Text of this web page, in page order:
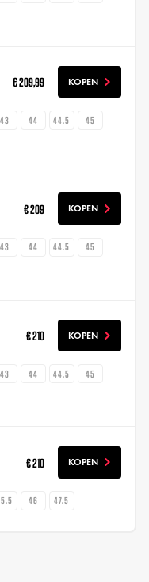
€ 209,99 KOPEN
43 44 44.5
45
€ 209 KOPEN
43 44 44.5
45
€ 210 KOPEN
43 44 44.5
45
€ 210 KOPEN
46 47.5